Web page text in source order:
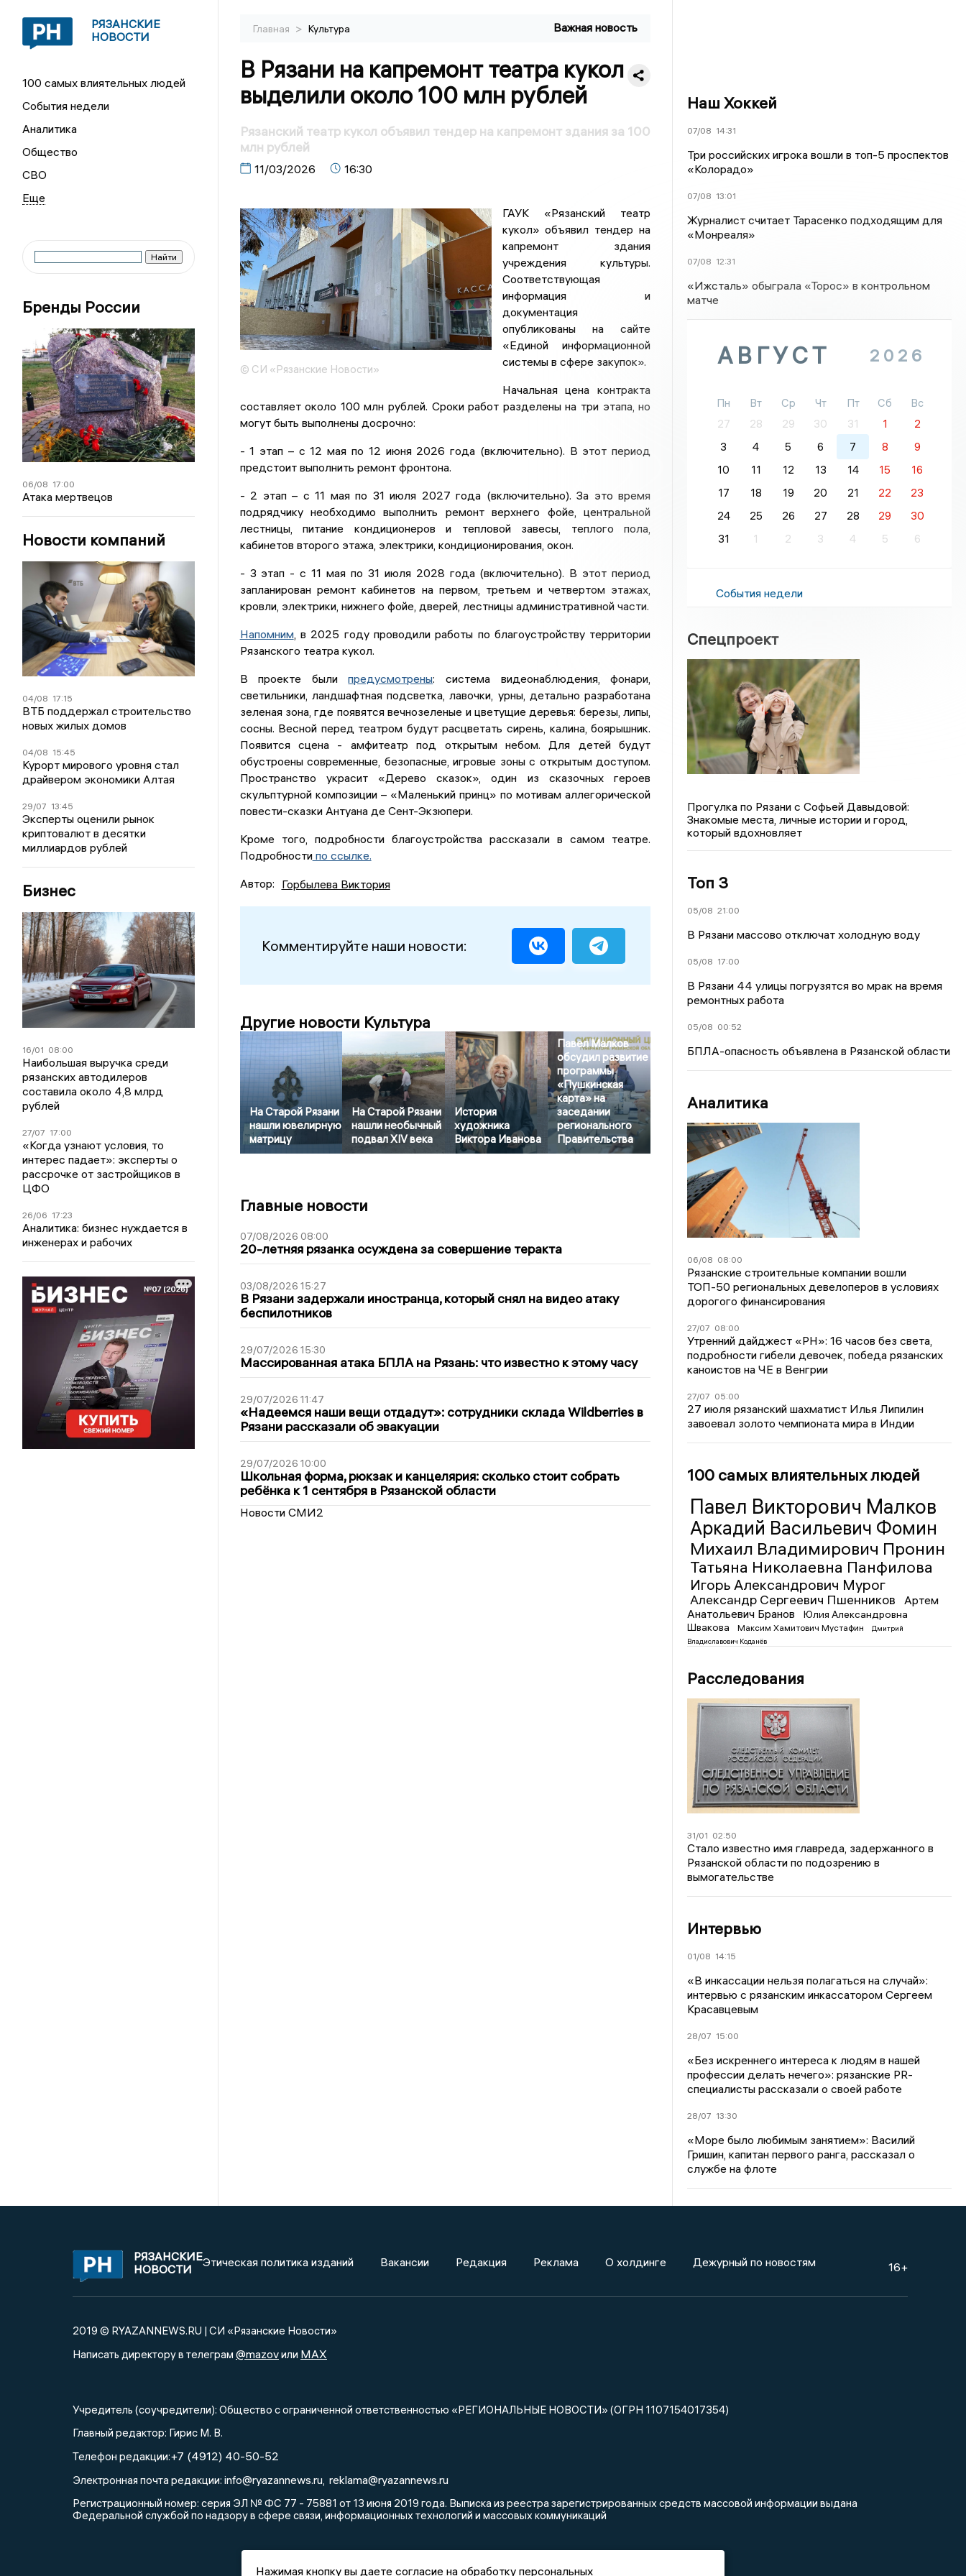
РЯЗАНСКИЕ
НОВОСТИ
100 самых влиятельных людей
События недели
Аналитика
Общество
СВО
Бренды России
06/08 17:00
Атака мертвецов
Новости компаний
04/08 17:15
ВТБ поддержал строительство
новых жилых домов
04/08 15:45
Курорт мирового уровня стал
драйвером экономики Алтая
29/07 13:45
Эксперты оценили рынок
криптовалют в десятки
миллиардов рублей
Бизнес
16/01 08:00
Наибольшая выручка среди
рязанских автодилеров
составила около 4,8 млрд
рублей
27/07 17:00
«Когда узнают условия, то
интерес падает»: эксперты о
рассрочке от застройщиков в
ЦФО
26/06 17:23
Аналитика: бизнес нуждается в
инженерах и рабочих
Главная > Культура Важная новость
В Рязани на капремонт театра кукол
выделили около 100 млн рублей
Рязанский театр кукол объявил тендер на капремонт здания за 100
млн рублей
11/03/2026 16:30
© СИ «Рязанские Новости»
ГАУК «Рязанский театр
кукол» объявил тендер на
капремонт здания
учреждения культуры.
Соответствующая
информация и
документация
опубликованы на сайте
«Единой информационной
системы в сфере закупок».
Начальная цена контракта
составляет около 100 млн рублей. Сроки работ разделены на три этапа, но
могут быть выполнены досрочно:
- 1 этап – с 12 мая по 12 июня 2026 года (включительно). В этот период
предстоит выполнить ремонт фронтона.
- 2 этап – с 11 мая по 31 июля 2027 года (включительно). За это время
подрядчику необходимо выполнить ремонт верхнего фойе, центральной
лестницы, питание кондиционеров и тепловой завесы, теплого пола,
кабинетов второго этажа, электрики, кондиционирования, окон.
- 3 этап - с 11 мая по 31 июля 2028 года (включительно). В этот период
запланирован ремонт кабинетов на первом, третьем и четвертом этажах,
кровли, электрики, нижнего фойе, дверей, лестницы административной части.
Напомним, в 2025 году проводили работы по благоустройству территории
Рязанского театра кукол.
В проекте былипредусмотрены: система видеонаблюдения, фонари,
светильники, ландшафтная подсветка, лавочки, урны, детально разработана
зеленая зона, где появятся вечнозеленые и цветущие деревья: березы, липы,
сосны. Весной перед театром будут расцветать сирень, калина, боярышник.
Появится сцена - амфитеатр под открытым небом. Для детей будут
обустроены современные, безопасные, игровые зоны с открытым доступом.
Пространство украсит «Дерево сказок», один из сказочных героев
скульптурной композиции – «Маленький принц» по мотивам аллегорической
повести-сказки Антуана де Сент-Экзюпери.
Кроме того, подробности благоустройства рассказали в самом театре.
Подробностипо ссылке.
Автор: Горбылева Виктория
Комментируйте наши новости:
Другие новости Культура
На Старой Рязани
нашли ювелирную
матрицу
На Старой Рязани
нашли необычный
подвал XIV века
История
художника
Виктора Иванова
Павел Малков
обсудил развитие
программы
«Пушкинская
карта» на
заседании
регионального
Правительства
Главные новости
07/08/2026 08:00
20-летняя рязанка осуждена за совершение теракта
03/08/2026 15:27
В Рязани задержали иностранца, который снял на видео атаку
беспилотников
29/07/2026 15:30
Массированная атака БПЛА на Рязань: что известно к этому часу
29/07/2026 11:47
«Надеемся наши вещи отдадут»: сотрудники склада Wildberries в
Рязани рассказали об эвакуации
29/07/2026 10:00
Школьная форма, рюкзак и канцелярия: сколько стоит собрать
ребёнка к 1 сентября в Рязанской области
Новости СМИ2
Наш Хоккей
07/08 14:31
Три российских игрока вошли в топ-5 проспектов
«Колорадо»
07/08 13:01
Журналист считает Тарасенко подходящим для
«Монреаля»
07/08 12:31
«Ижсталь» обыграла «Торос» в контрольном
матче
АВГУСТ 2026
Пн Вт Ср Чт Пт Сб
Вс
27
28 29 30 31 1
2
3
4 5 6 7 8
9
10
11 12 13 14 15
16
17
18 19 20 21 22
23
24
25 26 27 28 29
30
31
1 2 3 4 5 6
События недели
Спецпроект
Прогулка по Рязани с Софьей Давыдовой:
Знакомые места, личные истории и город,
который вдохновляет
Топ 3
05/08 21:00
В Рязани массово отключат холодную воду
05/08 17:00
В Рязани 44 улицы погрузятся во мрак на время
ремонтных работа
05/08 00:52
БПЛА-опасность объявлена в Рязанской области
Аналитика
06/08 08:00
Рязанские строительные компании вошли
ТОП-50 региональных девелоперов в условиях
дорогого финансирования
27/07 08:00
Утренний дайджест «РН»: 16 часов без света,
подробности гибели девочек, победа рязанских
каноистов на ЧЕ в Венгрии
27/07 05:00
27 июля рязанский шахматист Илья Липилин
завоевал золото чемпионата мира в Индии
100 самых влиятельных людей
Павел Викторович Малков
Аркадий Васильевич Фомин
Михаил Владимирович Пронин
Татьяна Николаевна Панфилова
Игорь Александрович Мурог
Александр Сергеевич Пшенников
Артем
Анатольевич Бранов
Юлия Александровна
Швакова
Максим Хамитович Мустафин
Дмитрий
Владиславович Коданёв
Расследования
31/01 02:50
Стало известно имя главреда, задержанного в
Рязанской области по подозрению в
вымогательстве
Интервью
01/08 14:15
«В инкассации нельзя полагаться на случай»:
интервью с рязанским инкассатором Сергеем
Красавцевым
28/07 15:00
«Без искреннего интереса к людям в нашей
профессии делать нечего»: рязанские PR-
специалисты рассказали о своей работе
28/07 13:30
«Море было любимым занятием»: Василий
Гришин, капитан первого ранга, рассказал о
службе на флоте
РЯЗАНСКИЕ
НОВОСТИ
Этическая политика изданий Вакансии Редакция Реклама О холдинге Дежурный по новостям 16+
2019 © RYAZANNEWS.RU | СИ «Рязанские Новости»
Написать директору в телеграм @mazovили MAX
Учредитель (соучредители): Общество с ограниченной ответственностью «РЕГИОНАЛЬНЫЕ НОВОСТИ» (ОГРН 1107154017354)
Главный редактор: Гирис М. В.
Телефон редакции:+7 (4912) 40-50-52
Электронная почта редакции: info@ryazannews.ru reklama@ryazannews.ru
Регистрационный номер: серия ЭЛ № ФС 77 - 75881 от 13 июня 2019 года. Выписка из реестра зарегистрированных средств массовой информации выдана
Федеральной службой по надзору в сфере связи, информационных технологий и массовых коммуникаций
Нажимая кнопку вы даете согласие на обработку персональных